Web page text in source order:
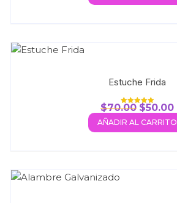
Estuche Frida
Valorado con
5.00
de 5
$70.00 $50.00
AÑADIR AL CARRITO